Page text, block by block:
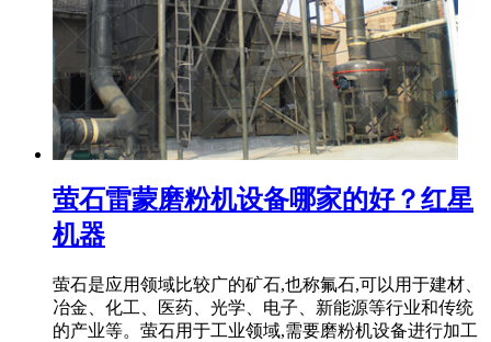
萤石雷蒙磨粉机设备哪家的好？红星
机器
萤石是应用领域比较广的矿石,也称氟石,可以用于建材、
冶金、化工、医药、光学、电子、新能源等行业和传统
的产业等。萤石用于工业领域,需要磨粉机设备进行加工